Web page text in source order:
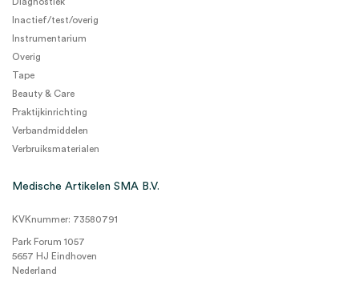
Inactief/test/overig
Instrumentarium
Overig
Tape
Beauty & Care
Praktijkinrichting
Verbandmiddelen
Verbruiksmaterialen
Medische Artikelen SMA B.V.
KVKnummer: 73580791
Park Forum 1057
5657 HJ Eindhoven
Nederland